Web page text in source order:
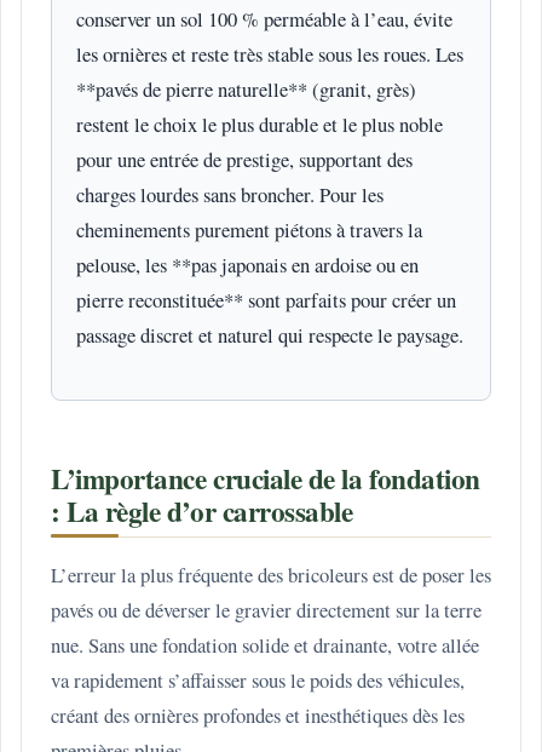
conserver un sol 100 % perméable à l’eau, évite
les ornières et reste très stable sous les roues. Les
**pavés de pierre naturelle** (granit, grès)
restent le choix le plus durable et le plus noble
pour une entrée de prestige, supportant des
charges lourdes sans broncher. Pour les
cheminements purement piétons à travers la
pelouse, les **pas japonais en ardoise ou en
pierre reconstituée** sont parfaits pour créer un
passage discret et naturel qui respecte le paysage.
L’importance cruciale de la fondation
: La règle d’or carrossable
L’erreur la plus fréquente des bricoleurs est de poser les
pavés ou de déverser le gravier directement sur la terre
nue. Sans une fondation solide et drainante, votre allée
va rapidement s’affaisser sous le poids des véhicules,
créant des ornières profondes et inesthétiques dès les